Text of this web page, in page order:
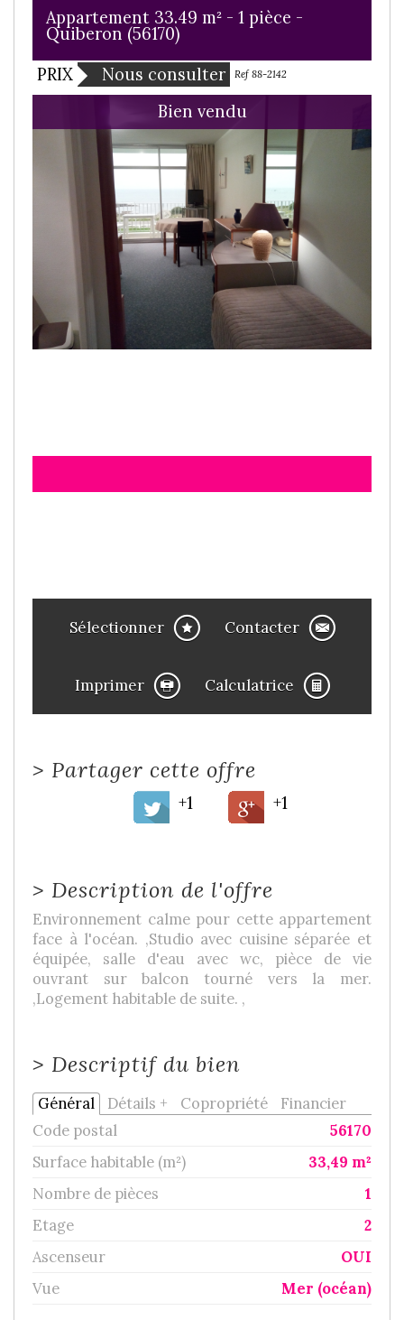
Appartement 33.49 m² - 1 pièce -
Quiberon (56170)
PRIX
Nous consulter Ref 88-2142
Bien vendu
Sélectionner Contacter
Imprimer Calculatrice
> Partager cette offre
+1 +1
> Description de l'offre
Environnement calme pour cette appartement
face à l'océan. ,Studio avec cuisine séparée et
équipée, salle d'eau avec wc, pièce de vie
ouvrant sur balcon tourné vers la mer.
,Logement habitable de suite. ,
> Descriptif du bien
Général Détails + Copropriété
Financier
Code postal
56170
Surface habitable (m²)
33,49 m²
Nombre de pièces
1
Etage
2
Ascenseur
OUI
Vue
Mer (océan)